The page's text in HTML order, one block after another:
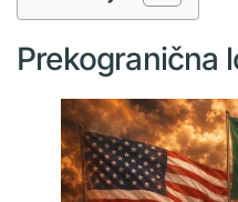
Prekogranična